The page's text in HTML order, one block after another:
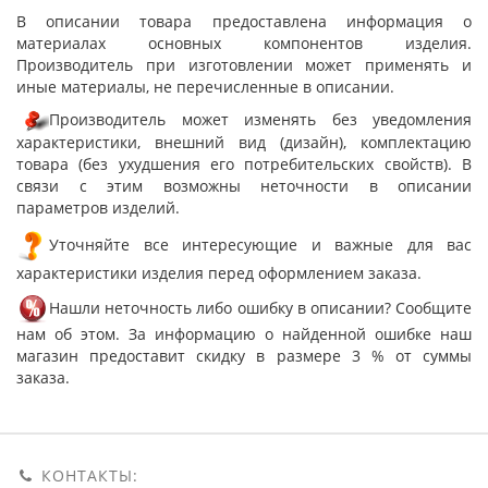
В описании товара предоставлена информация о
материалах основных компонентов изделия.
Производитель при изготовлении может применять и
иные материалы, не перечисленные в описании.
Производитель может изменять без уведомления
характеристики, внешний вид (дизайн), комплектацию
товара (без ухудшения его потребительских свойств). В
связи с этим возможны неточности в описании
параметров изделий.
Уточняйте все интересующие и важные для вас
характеристики изделия перед оформлением заказа.
Нашли неточность либо ошибку в описании? Сообщите
нам об этом. За информацию о найденной ошибке наш
магазин предоставит скидку в размере 3 % от суммы
заказа.
КОНТАКТЫ: